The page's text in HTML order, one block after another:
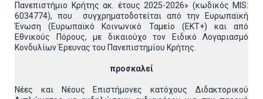
Πανεπιστήμιο Κρήτης ακ. έτους 2025-2026» (κωδικός MIS:
6034774), που συγχρηματοδοτείται από την Ευρωπαϊκή
Ένωση (Ευρωπαϊκό Κοινωνικό Ταμείο (ΕΚΤ+) και από
Εθνικούς Πόρους, με δικαιούχο τον Ειδικό Λογαριασμό
Κονδυλίων Έρευνας του Πανεπιστημίου Κρήτης.
προσκαλεί
Νέες και Νέους Επιστήμονες κατόχους Διδακτορικού